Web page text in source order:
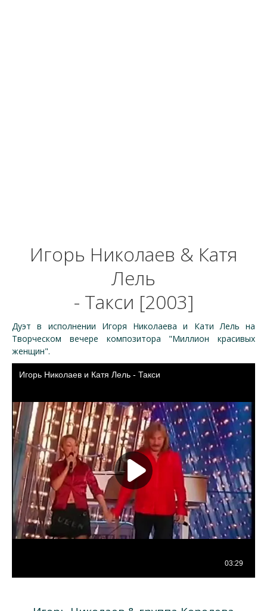
Игорь Николаев & Катя
Лель
- Такси [2003]
Дуэт в исполнении Игоря Николаева и Кати Лель на
Творческом вечере композитора "Миллион красивых
женщин".